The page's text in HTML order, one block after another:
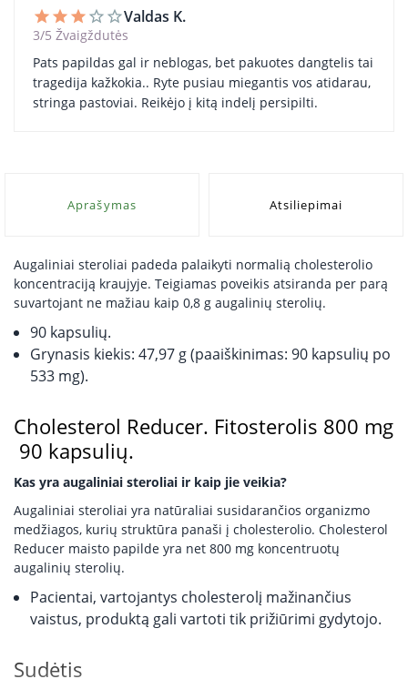
star star star star_border star_borderValdas K.
3/5 Žvaigždutės
Pats papildas gal ir neblogas, bet pakuotes dangtelis tai
tragedija kažkokia.. Ryte pusiau miegantis vos atidarau,
stringa pastoviai. Reikėjo į kitą indelį persipilti.
Aprašymas Atsiliepimai
Augaliniai steroliai padeda palaikyti normalią cholesterolio
koncentraciją kraujyje. Teigiamas poveikis atsiranda per parą
suvartojant ne mažiau kaip 0,8 g augalinių sterolių.
90 kapsulių.
Grynasis kiekis: 47,97 g (paaiškinimas: 90 kapsulių po
533 mg).
Cholesterol Reducer. Fitosterolis 800 mg
90 kapsulių.
Kas yra augaliniai steroliai ir kaip jie veikia?
Augaliniai steroliai yra natūraliai susidarančios organizmo
medžiagos, kurių struktūra panaši į cholesterolio. Cholesterol
Reducer maisto papilde yra net 800 mg koncentruotų
augalinių sterolių.
Pacientai, vartojantys cholesterolį mažinančius
vaistus, produktą gali vartoti tik prižiūrimi gydytojo.
Sudėtis